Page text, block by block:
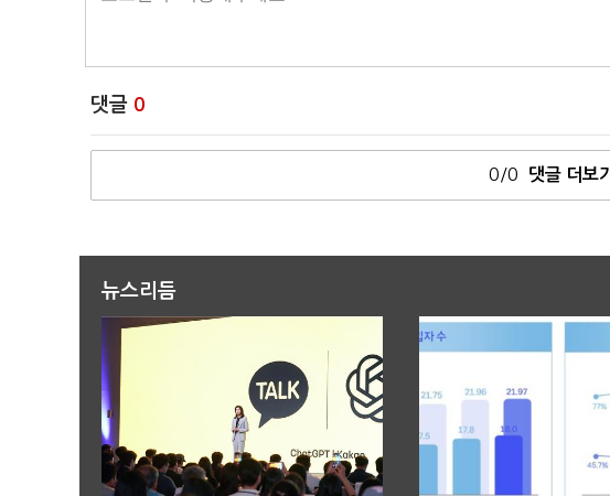
댓글 0
0/0 댓글 더보기
뉴스리듬